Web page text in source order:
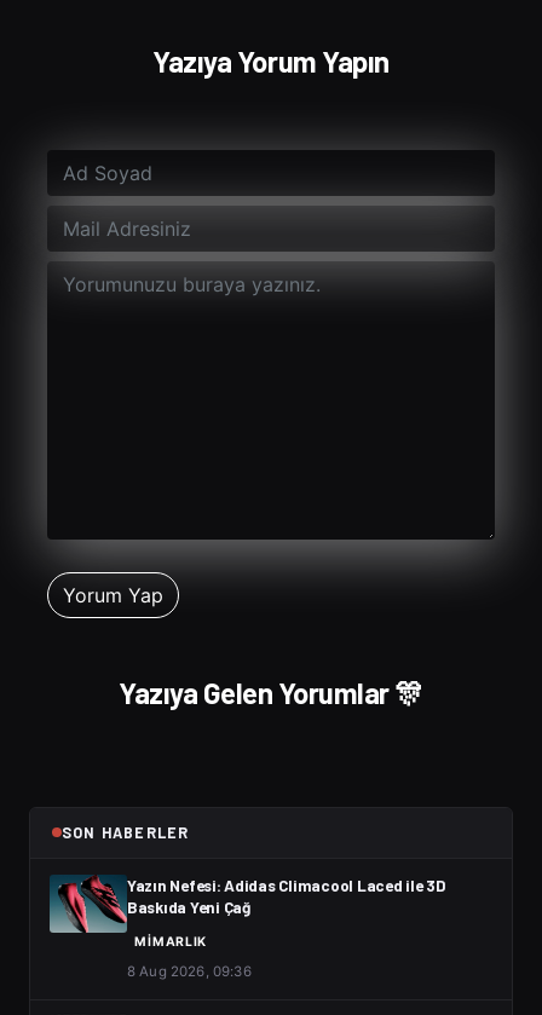
Yazıya Yorum Yapın
Yazıya Gelen Yorumlar 🎊
SON HABERLER
Yazın Nefesi: Adidas Climacool Laced ile 3D
Baskıda Yeni Çağ
MIMARLIK
8 Aug 2026, 09:36